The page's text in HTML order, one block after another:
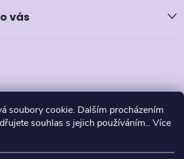
soubory cookie. Dalším procházením
souhlas s jejich používáním.. Více
vás